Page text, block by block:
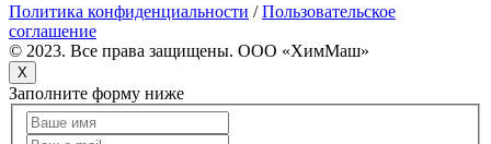
Политика конфиденциальности /Пользовательское
соглашение
© 2023. Все права защищены. OOO «ХимМаш»
X
Заполните форму ниже